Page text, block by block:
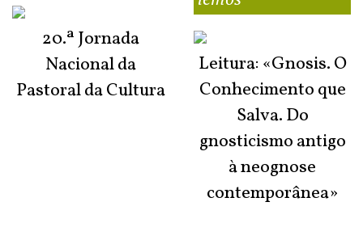
20.ª Jornada
Nacional da
Pastoral da Cultura
Leitura: «Gnosis. O
Conhecimento que
Salva. Do
gnosticismo antigo
à neognose
contemporânea»